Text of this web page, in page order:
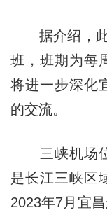
据介绍，此
班，班期为每
将进一步深化
的交流。
三峡机场位
是长江三峡区
2023年7月宜